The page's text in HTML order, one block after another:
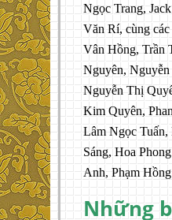
Ngọc Trang,
Văn Rí, cùng
Vân Hồng, Trần
Nguyên,
Nguyễn Thị
Kim Quyên,
Lâm Ngọc
Sáng, Hoa
Anh, Phạm
Những